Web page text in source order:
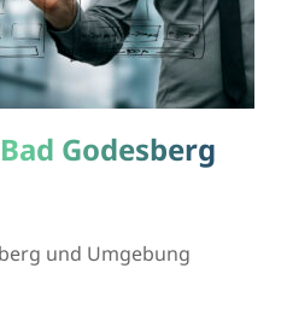
Godesberg
und Umgebung